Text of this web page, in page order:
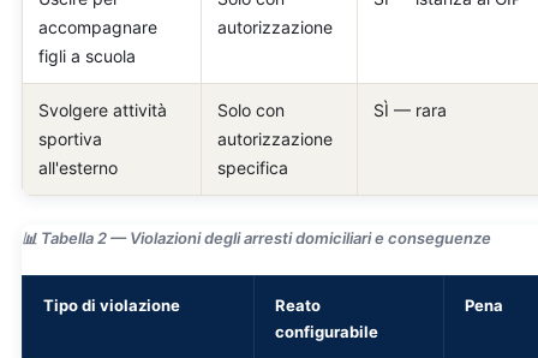
accompagnare
figli a scuola
autorizzazione
Svolgere attività
sportiva
all'esterno
Solo con
autorizzazione
specifica
SÌ — rara
📊 Tabella 2 — Violazioni degli arresti domiciliari e conseguenze
Tipo di violazione
Reato
configurabile
Pena